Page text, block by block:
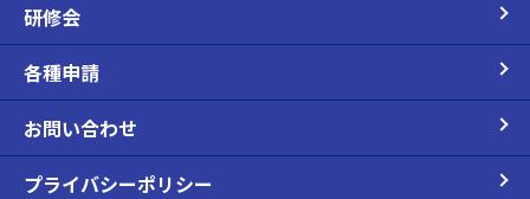
研修会
各種申請
お問い合わせ
プライバシーポリシー